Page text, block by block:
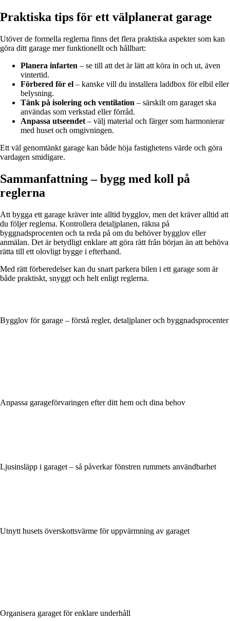
Praktiska tips för ett välplanerat garage
Utöver de formella reglerna finns det flera praktiska aspekter som kan
göra ditt garage mer funktionellt och hållbart:
Planera infarten – se till att det är lätt att köra in och ut, även
vintertid.
Förbered för el – kanske vill du installera laddbox för elbil eller
belysning.
Tänk på isolering och ventilation – särskilt om garaget ska
användas som verkstad eller förråd.
Anpassa utseendet – välj material och färger som harmonierar
med huset och omgivningen.
Ett väl genomtänkt garage kan både höja fastighetens värde och göra
vardagen smidigare.
Sammanfattning – bygg med koll på
reglerna
Att bygga ett garage kräver inte alltid bygglov, men det kräver alltid att
du följer reglerna. Kontrollera detaljplanen, räkna på
byggnadsprocenten och ta reda på om du behöver bygglov eller
anmälan. Det är betydligt enklare att göra rätt från början än att behöva
rätta till ett olovligt bygge i efterhand.
Med rätt förberedelser kan du snart parkera bilen i ett garage som är
både praktiskt, snyggt och helt enligt reglerna.
Bygglov för garage – förstå regler, detaljplaner och byggnadsprocenter
Anpassa garageförvaringen efter ditt hem och dina behov
Ljusinsläpp i garaget – så påverkar fönstren rummets användbarhet
Utnytt husets överskottsvärme för uppvärmning av garaget
Organisera garaget för enklare underhåll